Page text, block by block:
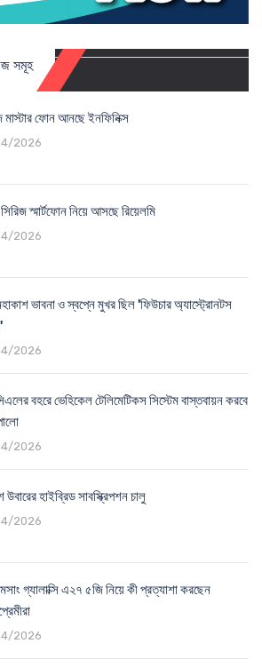
সমূহ
ফোন আনছে ইনফিনিক্স
2026
স্মার্টফোন নিয়ে আসছে রিয়েলমি
2026
ভাবনা ও স্বপ্নে মুখর ছিল 'ফিউচার অ্যাস্ট্রোনটস
2026
বহরে ভেহিকেল টেলিমেটিকস সিস্টেম বাস্তবায়ন করবে
2026
উবারের হাইব্রিড সাবস্ক্রিপশন চালু
2026
গ্যালাক্সি এ২৭ ৫জি নিয়ে কী প্রত্যাশা করছেন
2026